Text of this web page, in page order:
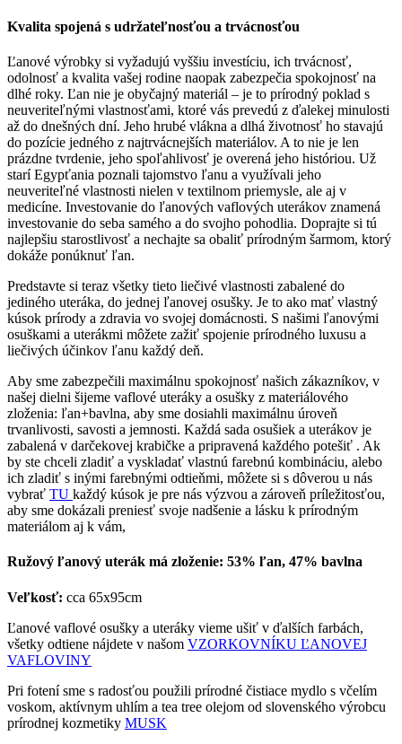
Kvalita spojená s udržateľnosťou a trvácnosťou
Ľanové výrobky si vyžadujú vyššiu investíciu, ich trvácnosť,
odolnosť a kvalita vašej rodine naopak zabezpečia spokojnosť na
dlhé roky. Ľan nie je obyčajný materiál – je to prírodný poklad s
neuveriteľnými vlastnosťami, ktoré vás prevedú z ďalekej minulosti
až do dnešných dní. Jeho hrubé vlákna a dlhá životnosť ho stavajú
do pozície jedného z najtrvácnejších materiálov. A to nie je len
prázdne tvrdenie, jeho spoľahlivosť je overená jeho históriou. Už
starí Egypťania poznali tajomstvo ľanu a využívali jeho
neuveriteľné vlastnosti nielen v textilnom priemysle, ale aj v
medicíne. Investovanie do ľanových vaflových uterákov znamená
investovanie do seba samého a do svojho pohodlia. Doprajte si tú
najlepšiu starostlivosť a nechajte sa obaliť prírodným šarmom, ktorý
dokáže ponúknuť ľan.
Predstavte si teraz všetky tieto liečivé vlastnosti zabalené do
jediného uteráka, do jednej ľanovej osušky. Je to ako mať vlastný
kúsok prírody a zdravia vo svojej domácnosti. S našimi ľanovými
osuškami a uterákmi môžete zažiť spojenie prírodného luxusu a
liečivých účinkov ľanu každý deň.
Aby sme zabezpečili maximálnu spokojnosť našich zákazníkov, v
našej dielni šijeme vaflové uteráky a osušky z materiálového
zloženia: ľan+bavlna, aby sme dosiahli maximálnu úroveň
trvanlivosti, savosti a jemnosti. Každá sada osušiek a uterákov je
zabalená v darčekovej krabičke a pripravená každého potešiť . Ak
by ste chceli zladiť a vyskladať vlastnú farebnú kombináciu, alebo
ich zladiť s inými farebnými odtieňmi, môžete si s dôverou u nás
vybrať TU každý kúsok je pre nás výzvou a zároveň príležitosťou,
aby sme dokázali preniesť svoje nadšenie a lásku k prírodným
materiálom aj k vám,
Ružový ľanový uterák má zloženie: 53% ľan, 47% bavlna
Veľkosť: cca 65x95cm
Ľanové vaflové osušky a uteráky vieme ušiť v ďalších farbách,
všetky odtiene nájdete v našom VZORKOVNÍKU ĽANOVEJ
VAFLOVINY
Pri fotení sme s radosťou použili prírodné čistiace mydlo s včelím
voskom, aktívnym uhlím a tea tree olejom od slovenského výrobcu
prírodnej kozmetiky MUSK